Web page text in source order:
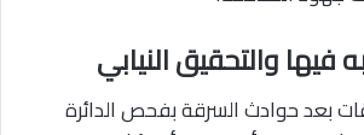
فيها والتحقيق النيابي
بعد حوادث السرقة بفحص الدائرة